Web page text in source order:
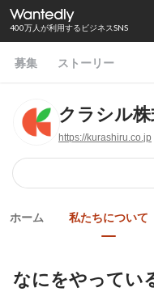
400万人が利用するビジネスSNS
募集 ストーリー
クラシル
https://kurashiru.co.jp
ホーム 私たちについて
なにをやってい